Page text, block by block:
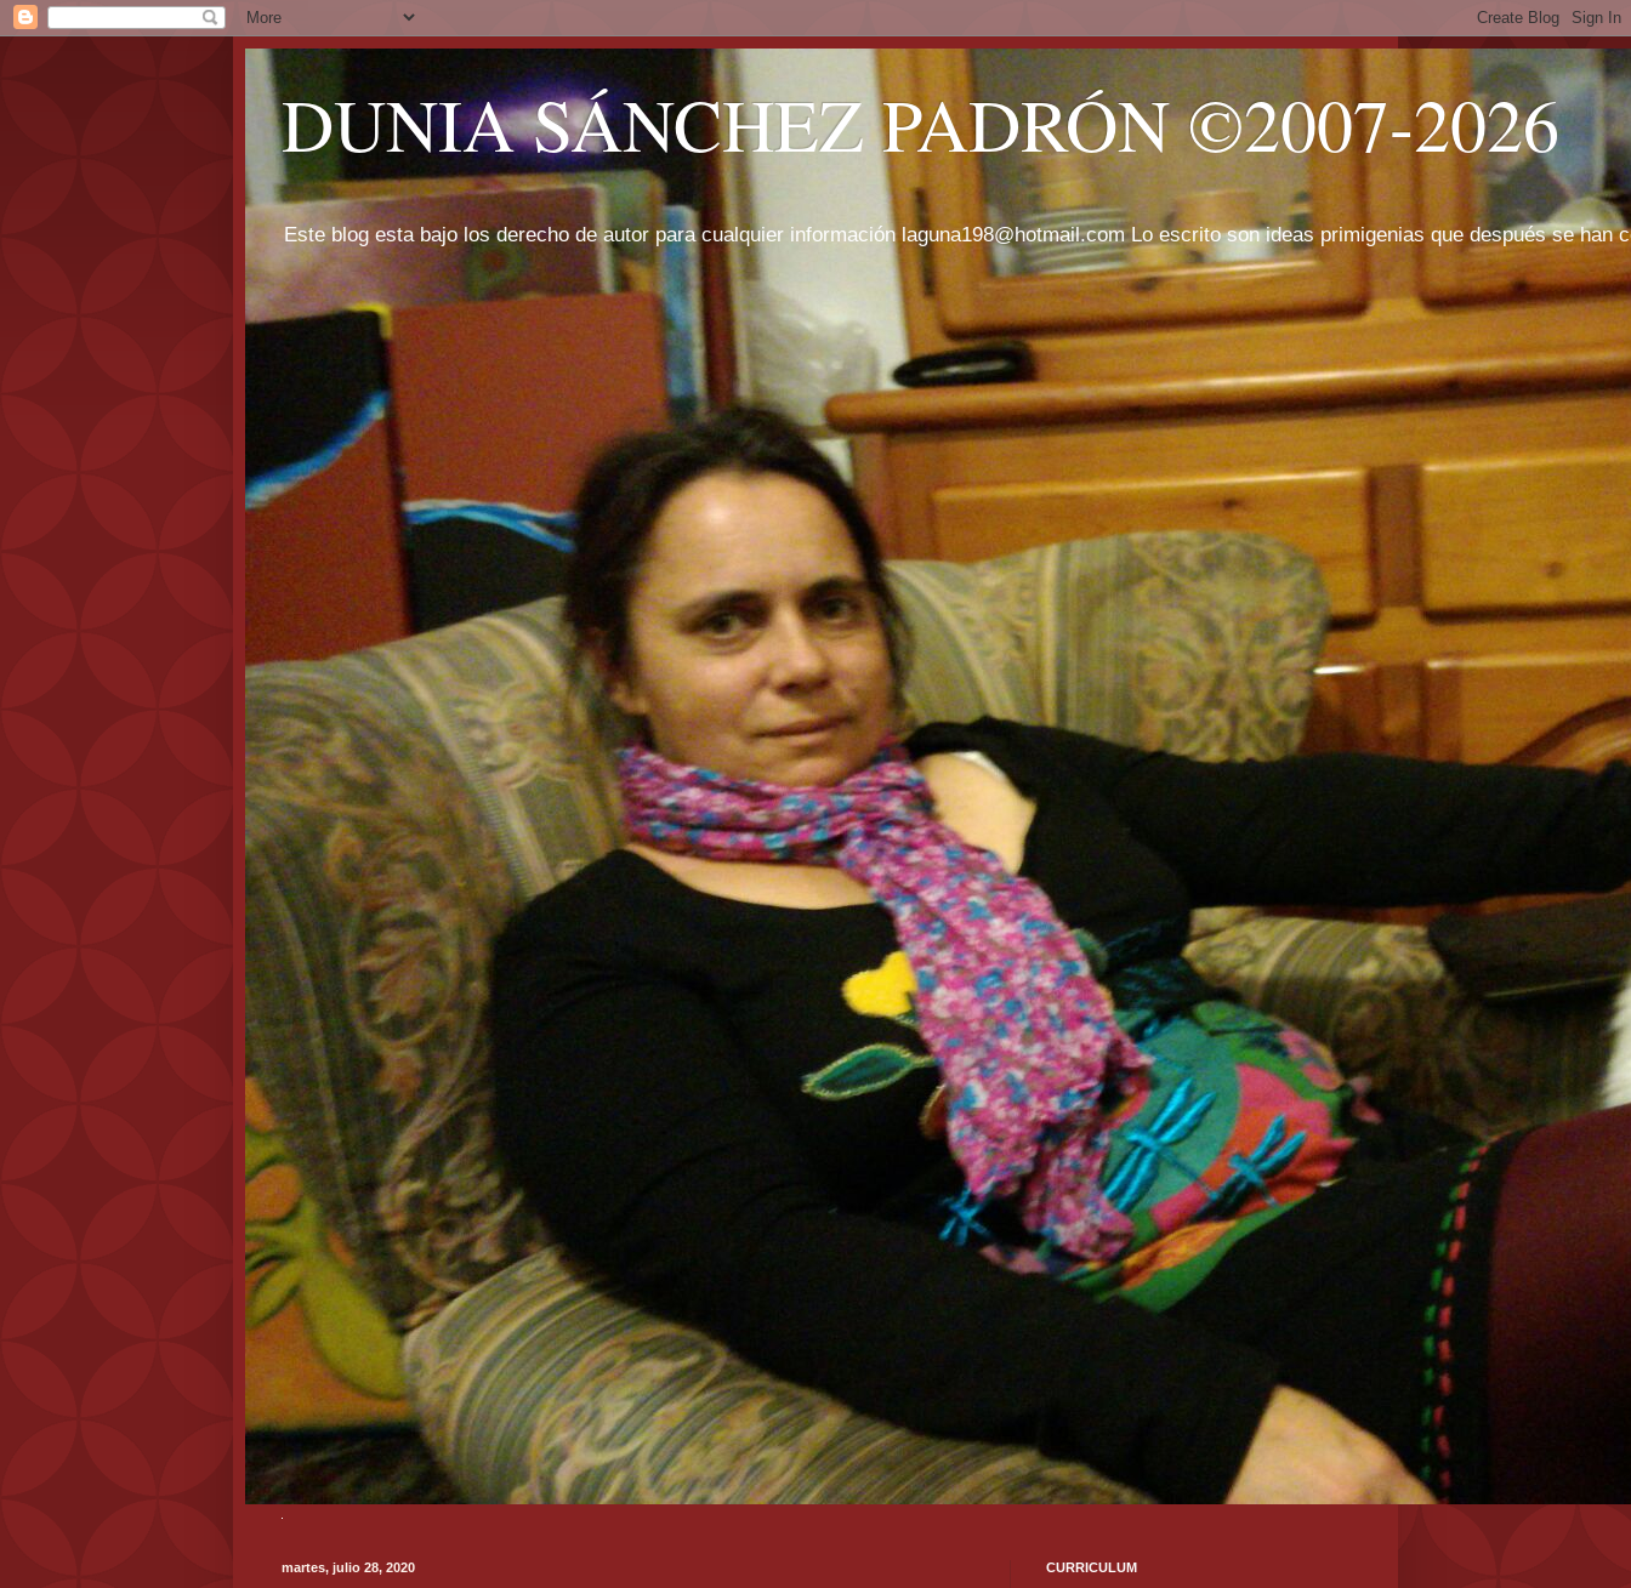
DUNIA SÁNCHEZ PADRÓN ©2007-2026
Este blog esta bajo los derecho de autor para cualquier información laguna198@hotmail.com Lo escrito son ideas primigenias que después se han
martes, julio 28, 2020 CURRICULUM